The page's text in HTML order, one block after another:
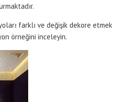
farklı ve değişik dekore etmek
örneğini inceleyin.